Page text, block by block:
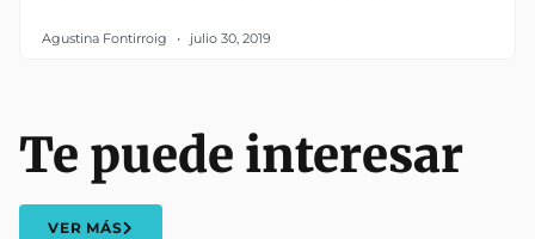
Agustina Fontirroig julio 30, 2019
Te puede interesar
VER MÁS